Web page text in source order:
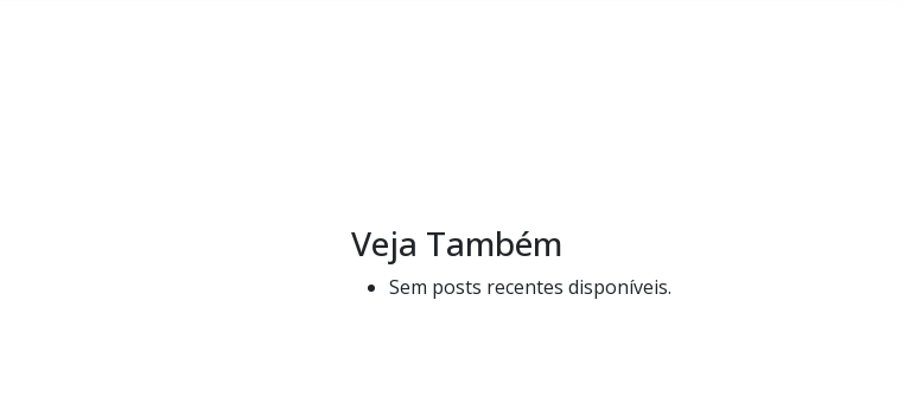
Veja Também
Sem posts recentes disponíveis.